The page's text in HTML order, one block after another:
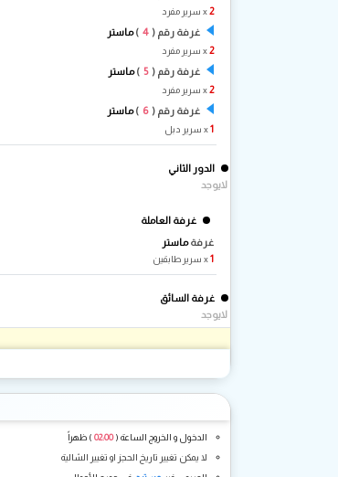
2
غرفة رقم ( 4
)ماستر
2
غرفة رقم ( 5
)ماستر
2
غرفة رقم ( 6
)ماستر
1
الدور الثاني
لايوجد
غرفة العاملة
غرفةماستر
1
غرفة السائق
لايوجد
الدخول و الخروج الساعة (02:00 ) ظهراً
لا يمكن تغيير تاريخ الحجز او تغيير الشالية